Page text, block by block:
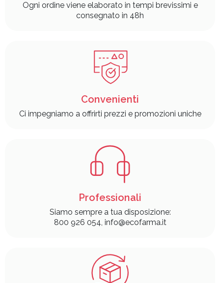
Ogni ordine viene elaborato in tempi brevissimi e
consegnato in 48h
Convenienti
Ci impegniamo a offrirti prezzi e promozioni uniche
Professionali
Siamo sempre a tua disposizione:
800 926 054, info@ecofarma.it